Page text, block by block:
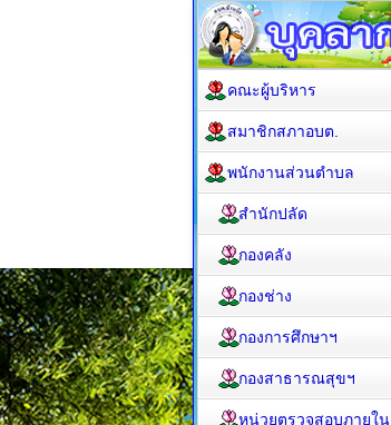
คณะผู้บริหาร
สมาชิกสภาอบต.
พนักงานส่วนตำบล
สำนักปลัด
กองคลัง
กองช่าง
กองการศึกษาฯ
กองสาธารณสุขฯ
หน่วยตรวจสอบภายใน